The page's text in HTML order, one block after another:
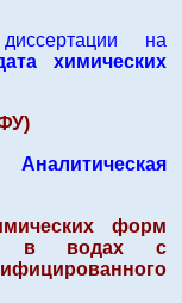
на
химических
форм
в водах с